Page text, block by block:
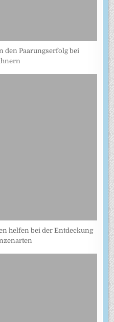
den Paarungserfolg bei
helfen bei der Entdeckung